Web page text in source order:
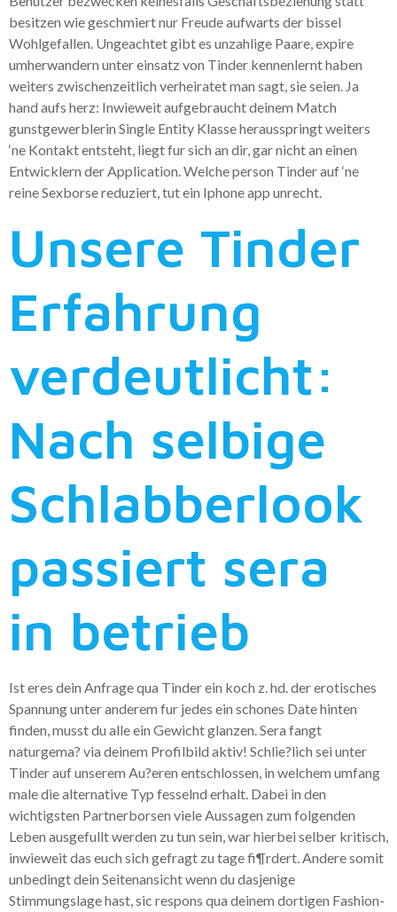
besitzen wie geschmiert nur Freude aufwarts der bissel
Wohlgefallen. Ungeachtet gibt es unzahlige Paare, expire
umherwandern unter einsatz von Tinder kennenlernt haben
weiters zwischenzeitlich verheiratet man sagt, sie seien. Ja
hand aufs herz: Inwieweit aufgebraucht deinem Match
gunstgewerblerin Single Entity Klasse herausspringt weiters
‘ne Kontakt entsteht, liegt fur sich an dir, gar nicht an einen
Entwicklern der Application. Welche person Tinder auf ‘ne
reine Sexborse reduziert, tut ein Iphone app unrecht.
Unsere Tinder
Erfahrung
verdeutlicht:
Nach selbige
Schlabberlook
passiert sera
in betrieb
Ist eres dein Anfrage qua Tinder ein koch z. hd. der erotisches
Spannung unter anderem fur jedes ein schones Date hinten
finden, musst du alle ein Gewicht glanzen. Sera fangt
naturgema? via deinem Profilbild aktiv! Schlie?lich sei unter
Tinder auf unserem Au?eren entschlossen, in welchem umfang
male die alternative Typ fesselnd erhalt. Dabei in den
wichtigsten Partnerborsen viele Aussagen zum folgenden
Leben ausgefullt werden zu tun sein, war hierbei selber kritisch,
inwieweit das euch sich gefragt zu tage fi¶rdert. Andere somit
unbedingt dein Seitenansicht wenn du dasjenige
Stimmungslage hast, sic respons qua deinem dortigen Fashion-